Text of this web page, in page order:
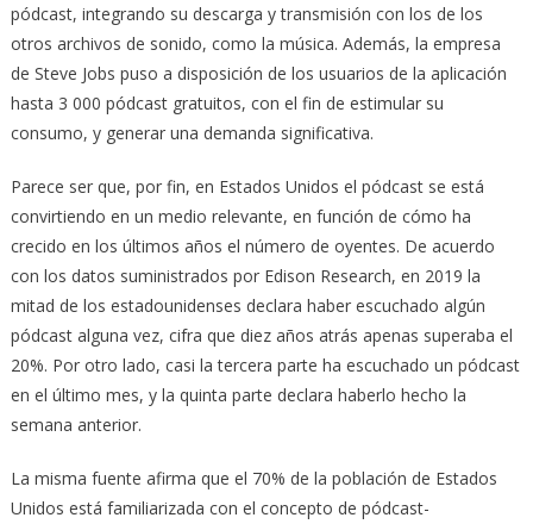
pódcast, integrando su descarga y transmisión con los de los
otros archivos de sonido, como la música. Además, la empresa
de Steve Jobs puso a disposición de los usuarios de la aplicación
hasta 3 000 pódcast gratuitos, con el fin de estimular su
consumo, y generar una demanda significativa.
Parece ser que, por fin, en Estados Unidos el pódcast se está
convirtiendo en un medio relevante, en función de cómo ha
crecido en los últimos años el número de oyentes. De acuerdo
con los datos suministrados por Edison Research, en 2019 la
mitad de los estadounidenses declara haber escuchado algún
pódcast alguna vez, cifra que diez años atrás apenas superaba el
20%. Por otro lado, casi la tercera parte ha escuchado un pódcast
en el último mes, y la quinta parte declara haberlo hecho la
semana anterior.
La misma fuente afirma que el 70% de la población de Estados
Unidos está familiarizada con el concepto de pódcast-